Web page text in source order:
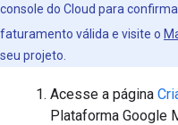
console do Cloud para
faturamento válida e visite o
seu projeto.
Acesse a página
Plataforma Google